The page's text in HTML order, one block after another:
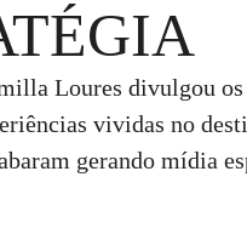
Loures divulgou
vividas no
gerando mídia